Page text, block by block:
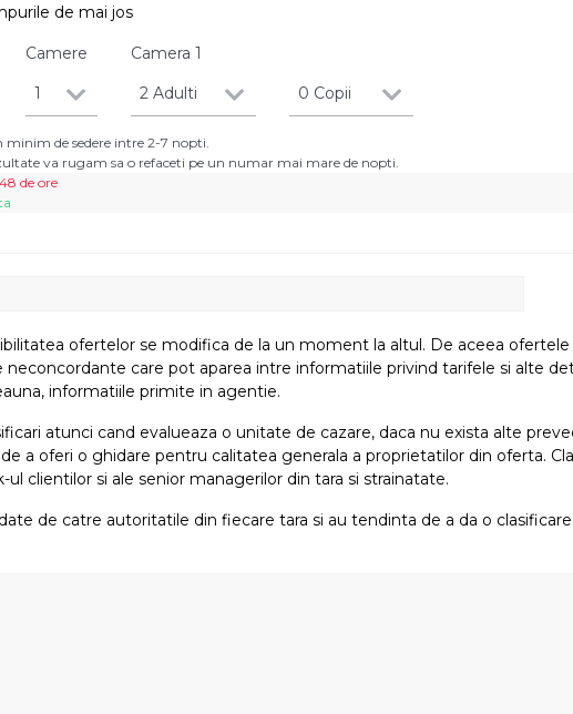
de mai jos
Camere
1
Camera1
2 Adulti
0 Copii
de sedere intre 2-7 nopti.
va rugam sa o refaceti pe un numar mai mare de nopti.
de ore
ofertelor se modifica de la un moment la altul. De aceea
care pot aparea intre informatiile privind tarifele si alte
informatiile primite in agentie.
atunci cand evalueaza o unitate de cazare, daca nu exista alte
a oferi o ghidare pentru calitatea generala a proprietatilor din oferta.
clientilor si ale senior managerilor din tara si strainatate.
de catre autoritatile din fiecare tara si au tendinta de a da o